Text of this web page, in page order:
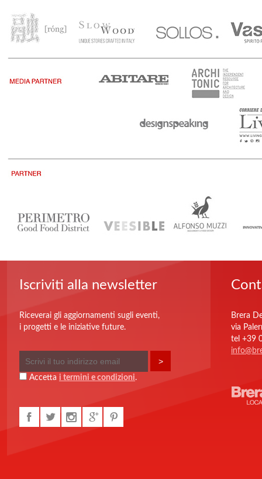
Iscriviti alla newsletter
Riceverai gli aggiornamenti sugli eventi,
i progetti e le iniziative future.
Accetta i termini e condizioni.
Brera
via
tel +39